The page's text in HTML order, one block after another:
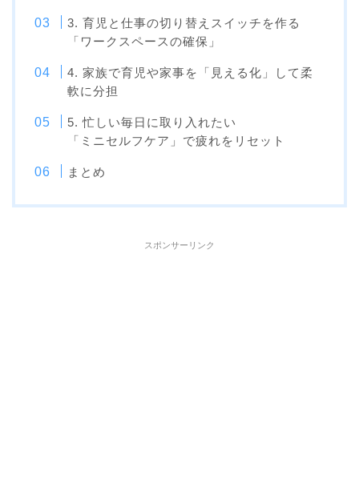
3. 育児と仕事の切り替えスイッチを作る
「ワークスペースの確保」
4. 家族で育児や家事を「見える化」して柔
軟に分担
5. 忙しい毎日に取り入れたい
「ミニセルフケア」で疲れをリセット
まとめ
スポンサーリンク